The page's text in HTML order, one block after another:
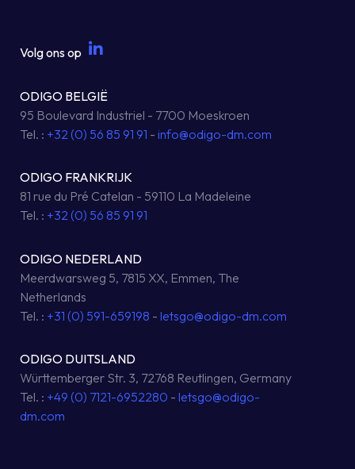
Volg ons op
ODIGO BELGIË
95 Boulevard Industriel - 7700 Moeskroen
Tel. : +32 (0) 56 85 91 91 - info@odigo-dm.com
ODIGO FRANKRIJK
81 rue du Pré Catelan - 59110 La Madeleine
Tel. : +32 (0) 56 85 91 91
ODIGO NEDERLAND
Meerdwarsweg 5, 7815 XX, Emmen, The
Netherlands
Tel. : +31 (0) 591-659198 - letsgo@odigo-dm.com
ODIGO DUITSLAND
Württemberger Str. 3, 72768 Reutlingen, Germany
Tel. : +49 (0) 7121-6952280 - letsgo@odigo-
dm.com